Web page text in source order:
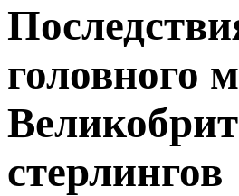
головного
стерлингов